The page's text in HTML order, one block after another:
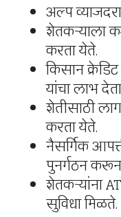
अल्प
शेतकऱ्याला
करता येते.
किसान
यांचा लाभ
शेतीसाठी
करता येते.
नैसर्गिक
पुनर्गठन
शेतकऱ्यांना
सुविधा मिळते.